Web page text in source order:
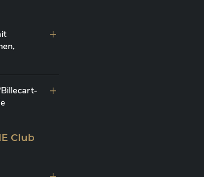
Club